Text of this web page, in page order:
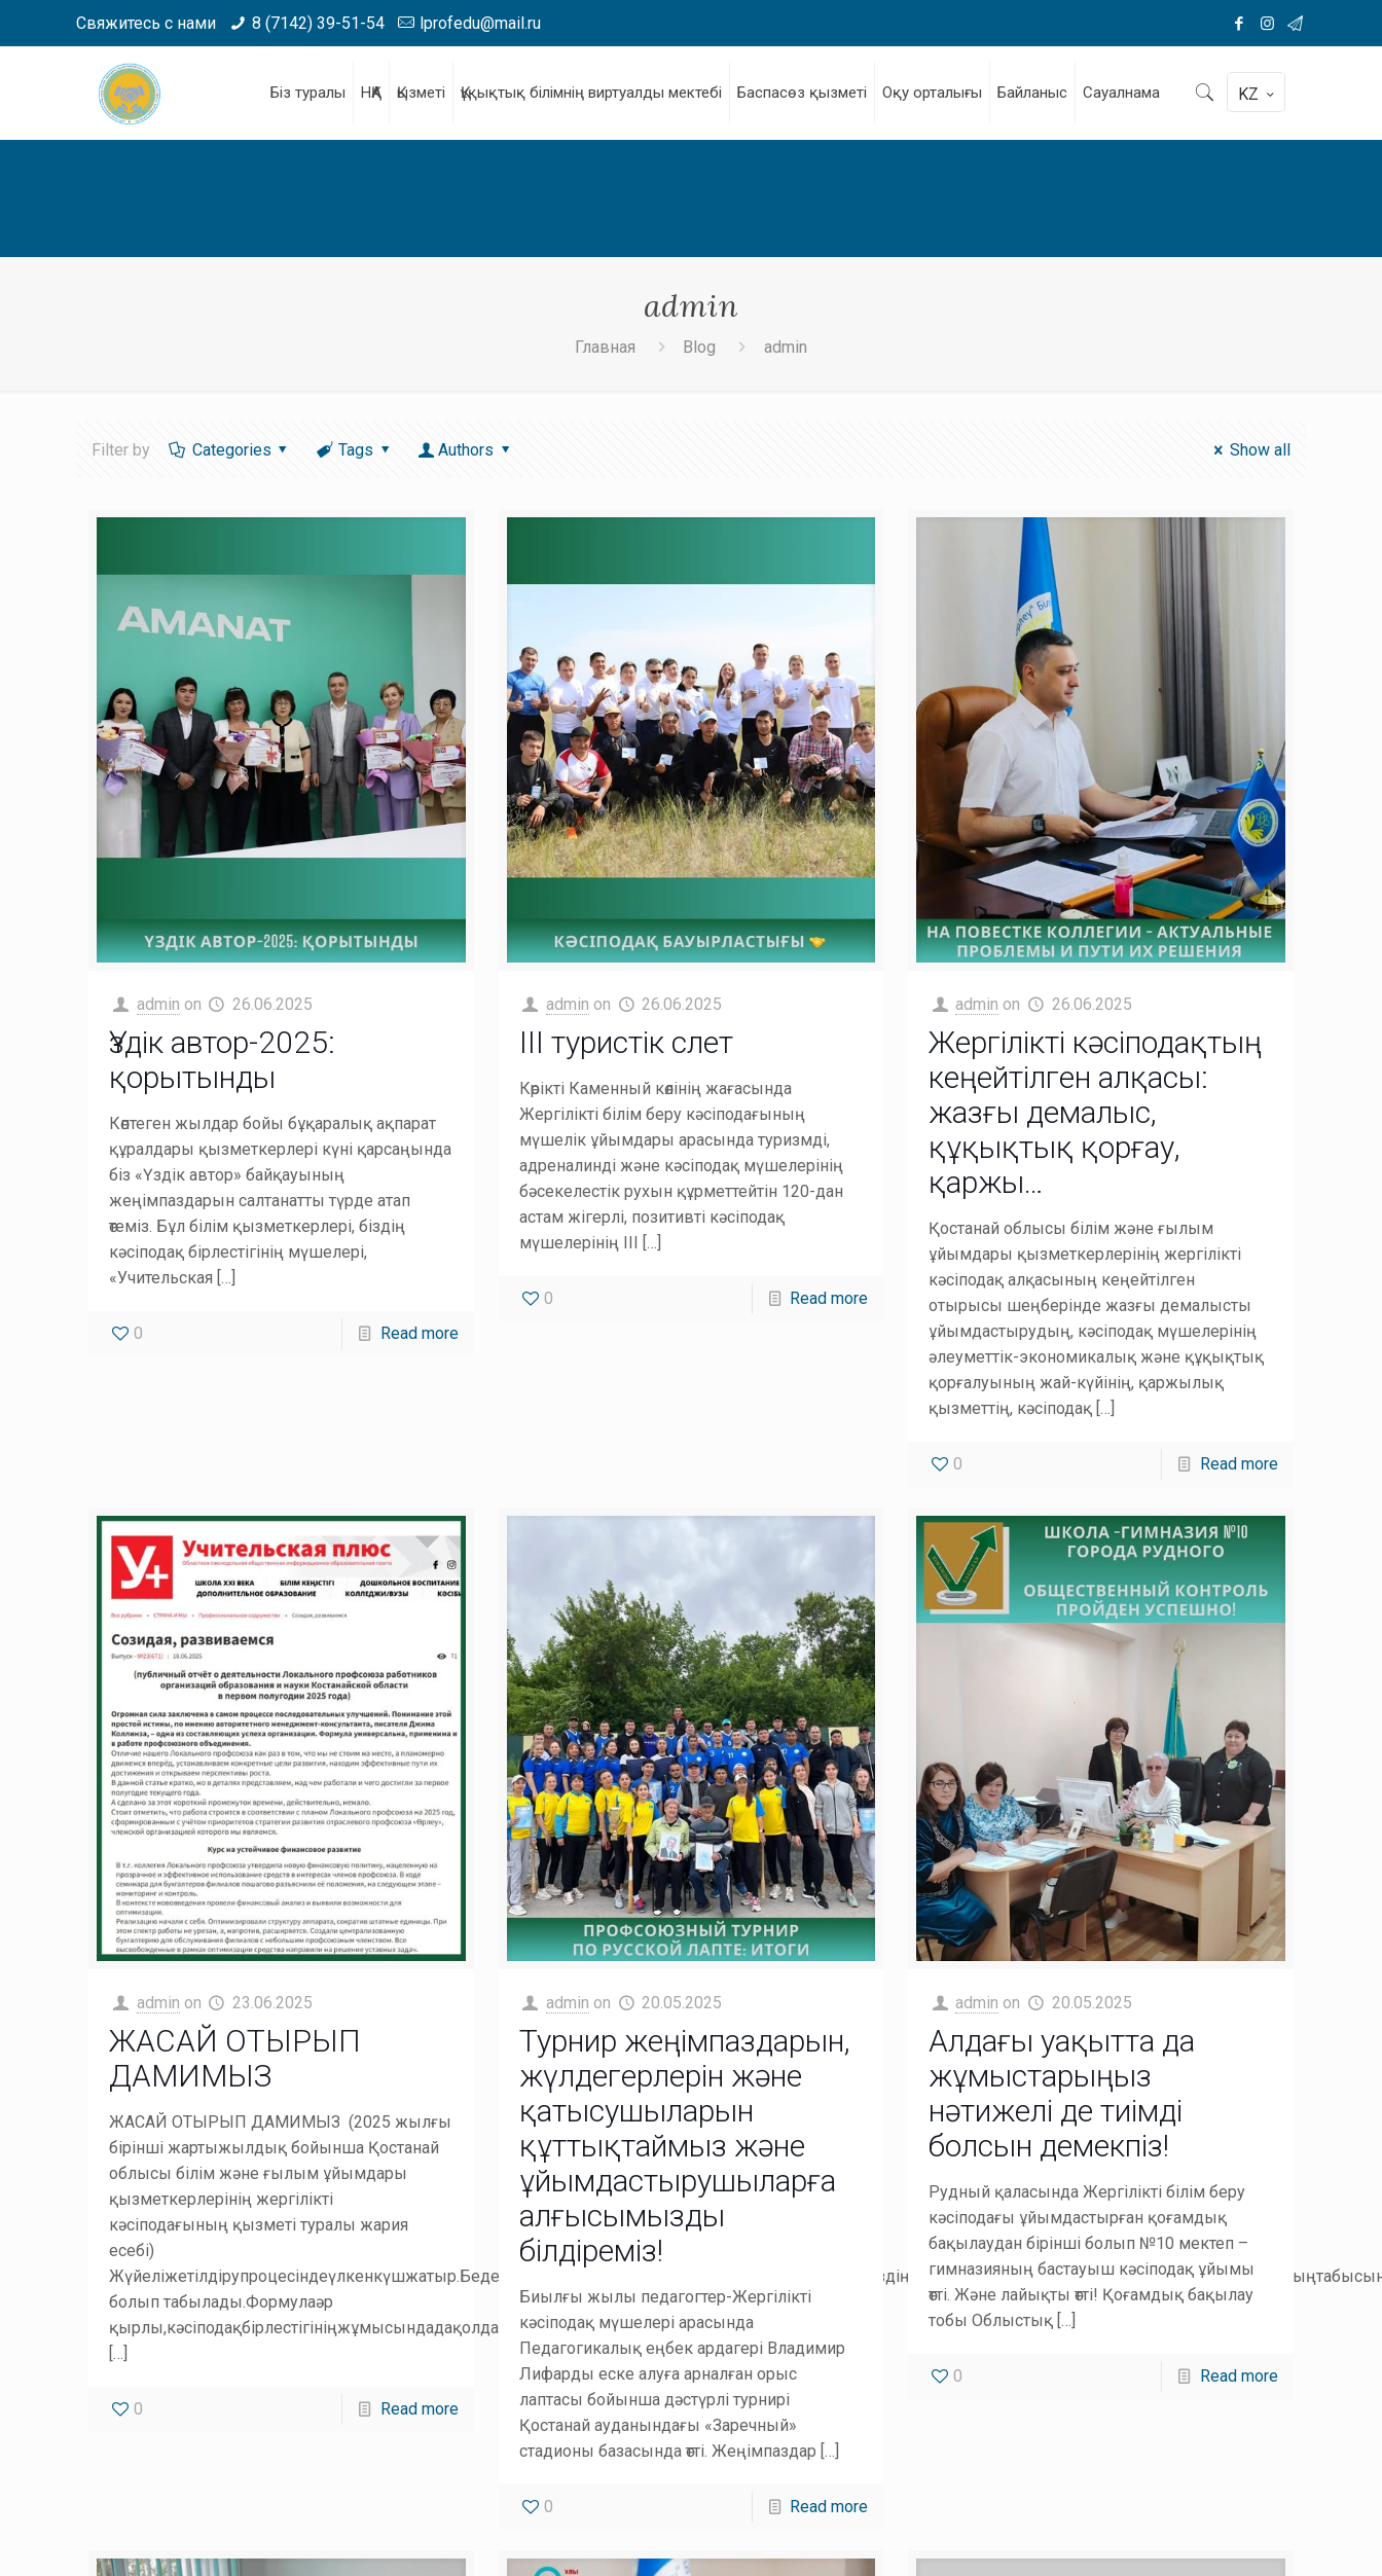
Свяжитесь с нами 8 (7142) 39-51-54 lprofedu@mail.ru
Біз туралы НҚА Қызметі Құқықтық білімнің виртуалды мектебі Баспасөз қызметі Оқу орталығы Байланыс Сауалнама KZ
admin
Главная Blog admin
Filter by Categories Tags Authors Show all
admin on 26.06.2025
Үздік автор-2025:
қорытынды
Көптеген жылдар бойы бұқаралық ақпарат
құралдары қызметкерлері күні қарсаңында
біз «Үздік автор» байқауының
жеңімпаздарын салтанатты түрде атап
өтеміз. Бұл білім қызметкерлері, біздің
кәсіподақ бірлестігінің мүшелері,
«Учительская […]
0 Read more
admin on 26.06.2025
III туристік слет
Көрікті Каменный көлінің жағасында
Жергілікті білім беру кәсіподағының
мүшелік ұйымдары арасында туризмді,
адреналинді және кәсіподақ мүшелерінің
бәсекелестік рухын құрметтейтін 120-дан
астам жігерлі, позитивті кәсіподақ
мүшелерінің III
[…]
0 Read more
admin on 26.06.2025
Жергілікті кәсіподақтың
кеңейтілген алқасы:
жазғы демалыс,
құқықтық қорғау,
қаржы…
Қостанай облысы білім және ғылым
ұйымдары қызметкерлерінің жергілікті
кәсіподақ алқасының кеңейтілген
отырысы шеңберінде жазғы демалысты
ұйымдастырудың, кәсіподақ мүшелерінің
әлеуметтік-экономикалық және құқықтық
қорғалуының жай-күйінің, қаржылық
қызметтің, кәсіподақ […]
0 Read more
admin on 23.06.2025
ЖАСАЙ ОТЫРЫП
ДАМИМЫЗ
ЖАСАЙ ОТЫРЫП ДАМИМЫЗ (2025 жылғы
бірінші жартыжылдық бойынша Қостанай
облысы білім және ғылым ұйымдары
қызметкерлерінің жергілікті
кәсіподағының қызметі туралы жария
есебі)
болып табылады.Формулаәр
қырлы,кәсіподақбірлестігініңжұмысындадақолданылады.
[…]
0 Read more
admin on 20.05.2025
Турнир жеңімпаздарын,
жүлдегерлерін және
қатысушыларын
құттықтаймыз және
ұйымдастырушыларға
алғысымызды
білдіреміз!
Биылғы жылы педагогтер-Жергілікті
кәсіподақ мүшелері арасында
Педагогикалық еңбек ардагері Владимир
Лифарды еске алуға арналған орыс
лаптасы бойынша дәстүрлі турнирі
Қостанай ауданындағы «Заречный»
стадионы базасында өтті. Жеңімпаздар […]
0 Read more
admin on 20.05.2025
Алдағы уақытта да
жұмыстарыңыз
нәтижелі де тиімді
болсын демекпіз!
Рудный қаласында Жергілікті білім беру
кәсіподағы ұйымдастырған қоғамдық
бақылаудан бірінші болып №10 мектеп –
гимназияның бастауыш кәсіподақ ұйымы
өтті. Және лайықты өтті! Қоғамдық бақылау
тобы Облыстық […]
0 Read more